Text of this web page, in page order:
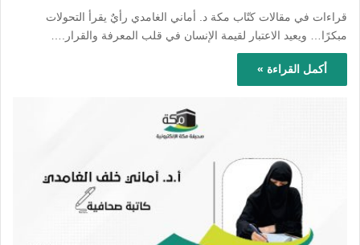
قراءات في مقالات كتّاب مكة د. أماني الغامدي رأيٌ يقرأ التحولات
مبكرًا… ويعيد الاعتبار لقيمة الإنسان في قلب المعرفة والقرار.…
أكمل القراءة »